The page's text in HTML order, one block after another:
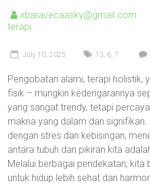
xbaravecaasky@gmail.com
terapi
July 10, 2025 13, 6,7
Pengobatan alami, terapi holistik,
fisik – mungkin kedengarannya
yang sangat trendy, tetapi
makna yang dalam dan signifikan.
dengan stres dan kebisingan,
antara tubuh dan pikiran kita
Melalui berbagai pendekatan, kita
untuk hidup lebih sehat dan